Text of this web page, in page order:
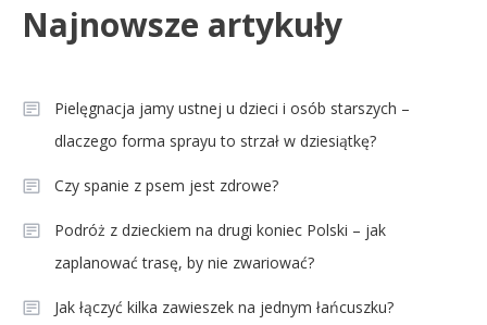
Najnowsze artykuły
Pielęgnacja jamy ustnej u dzieci i osób starszych –
dlaczego forma sprayu to strzał w dziesiątkę?
Czy spanie z psem jest zdrowe?
Podróż z dzieckiem na drugi koniec Polski – jak
zaplanować trasę, by nie zwariować?
Jak łączyć kilka zawieszek na jednym łańcuszku?